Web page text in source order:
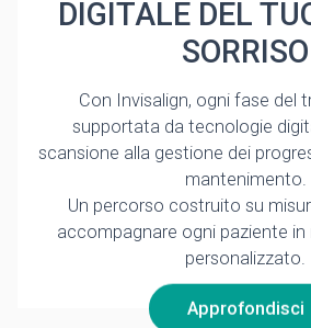
DIGITALE DEL
SORRISO
Con Invisalign, ogni fase del
supportata da tecnologie
scansione alla gestione dei
mantenimento.
Un percorso costruito su
accompagnare ogni paziente
personalizzato.
Approfondisci